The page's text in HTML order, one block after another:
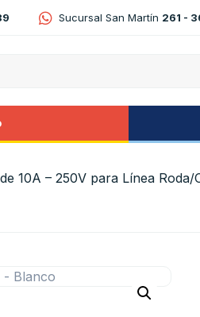
Sucursal San Martín 261 -
10A – 250V para Línea Roda/